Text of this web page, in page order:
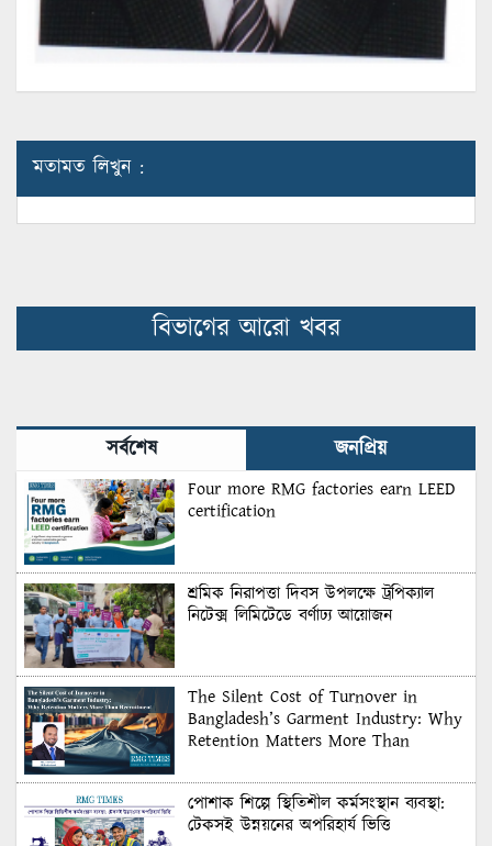
মতামত লিখুন :
বিভাগের আরো খবর
সর্বশেষ জনপ্রিয়
Four more RMG factories earn LEED
certification
শ্রমিক নিরাপত্তা দিবস উপলক্ষে ট্রপিক্যাল
নিটেক্স লিমিটেডে বর্ণাঢ্য আয়োজন
The Silent Cost of Turnover in
Bangladesh’s Garment Industry: Why
Retention Matters More Than
পোশাক শিল্পে স্থিতিশীল কর্মসংস্থান ব্যবস্থা:
টেকসই উন্নয়নের অপরিহার্য ভিত্তি